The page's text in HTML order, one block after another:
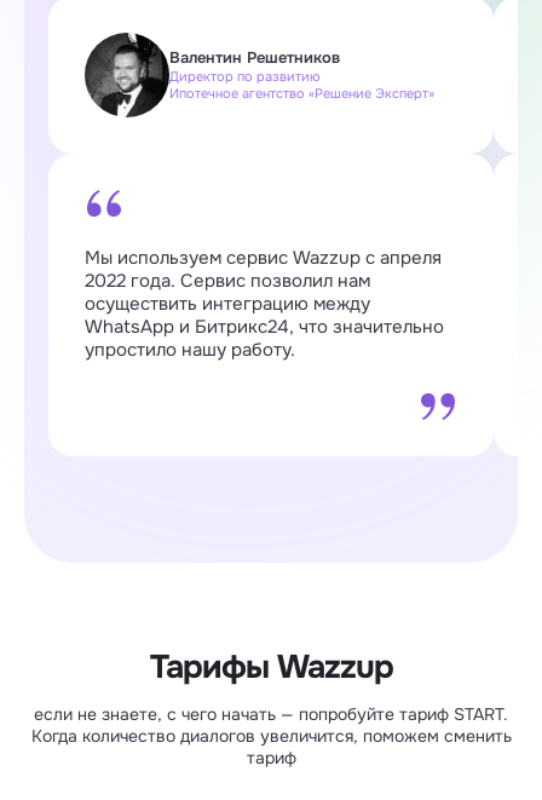
Валентин Решетников
Директор по развитию
Ипотечное агентство «Решение Эксперт»
Мы используем сервис Wazzup с апреля
2022 года. Сервис позволил нам
осуществить интеграцию между
WhatsApp и Битрикс24, что значительно
упростило нашу работу.
Тарифы Wazzup
если не знаете, с чего начать — попробуйте тариф START.
Когда количество диалогов увеличится, поможем сменить
тариф